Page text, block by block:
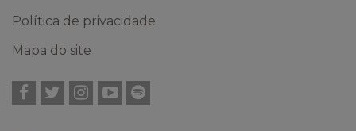
Política de privacidade
Mapa do site
Facebook
Twitter
Instagram
YouTube
Spotify